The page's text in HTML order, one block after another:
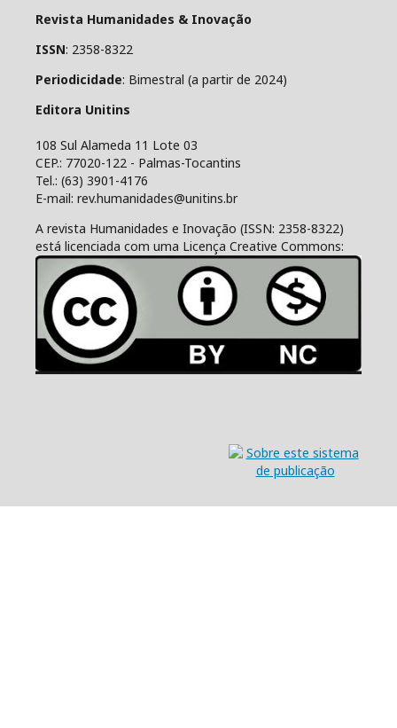
Revista Humanidades & Inovação
ISSN: 2358-8322
Periodicidade: Bimestral (a partir de 2024)
Editora Unitins
108 Sul Alameda 11 Lote 03
CEP.: 77020-122 - Palmas-Tocantins
Tel.: (63) 3901-4176
E-mail: rev.humanidades@unitins.br
A revista Humanidades e Inovação (ISSN: 2358-8322)
está licenciada com uma Licença Creative Commons: